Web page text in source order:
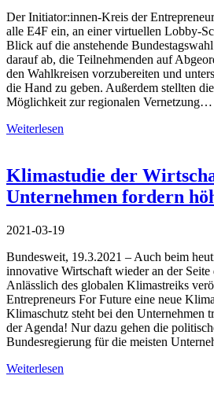
Der Initiator:innen-Kreis der
alle E4F ein, an einer virtuellen Lobby-
Blick auf die anstehende
darauf ab, die Teilnehmenden auf
den Wahlkreisen vorzubereiten und
die Hand zu geben. Außerdem stellten
Möglichkeit zur regionalen Vernetzung…
Weiterlesen
Klimastudie der
Unternehmen fordern
2021-03-19
Bundesweit, 19.3.2021 – Auch beim
innovative Wirtschaft wieder an der
Anlässlich des globalen Klimastreiks
Entrepreneurs For Future eine neue
Klimaschutz steht bei den Unternehmen
der Agenda! Nur dazu gehen die
Bundesregierung für die meisten
Weiterlesen